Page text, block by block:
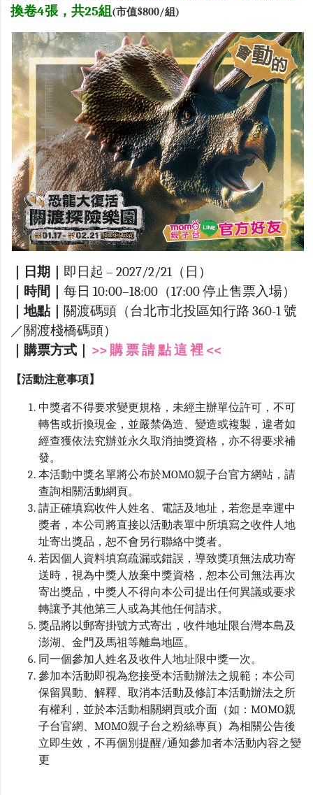
換卷4張，共25組(市值$800/組)
｜日期｜ 即日起 – 2027/2/21（日）
｜時間｜ 每日 10:00–18:00（17:00 停止售票入場）
｜地點｜ 關渡碼頭（台北市北投區知行路 360-1 號
／關渡棧橋碼頭）
｜購票方式｜
>> 購 票 請 點 這 裡 <<
【活動注意事項】
中獎者不得要求變更規格，未經主辦單位許可，不可
轉售或折換現金，並嚴禁偽造、變造或複製，違者如
經查獲依法究辦並永久取消抽獎資格，亦不得要求補
發。
本活動中獎名單將公布於MOMO親子台官方網站，請
查詢相關活動網頁。
請正確填寫收件人姓名、電話及地址，若您是幸運中
獎者，本公司將直接以活動表單中所填寫之收件人地
址寄出獎品，恕不會另行聯絡中獎者。
若因個人資料填寫疏漏或錯誤，導致獎項無法成功寄
送時，視為中獎人放棄中獎資格，恕本公司無法再次
寄出獎品，中獎人不得向本公司提出任何異議或要求
轉讓予其他第三人或為其他任何請求。
獎品將以郵寄掛號方式寄出，收件地址限台灣本島及
澎湖、金門及馬祖等離島地區。
同一個參加人姓名及收件人地址限中獎一次。
參加本活動即視為您接受本活動辦法之規範；本公司
保留異動、解釋、取消本活動及修訂本活動辦法之所
有權利，並於本活動相關網頁或介面（如：MOMO親
子台官網、MOMO親子台之粉絲專頁）為相關公告後
立即生效，不再個別提醒/通知參加者本活動內容之變
更